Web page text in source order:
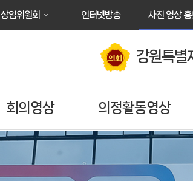
상임위원회 인터넷방송 사진 영상
강원특별
회의영상 의정활동영상